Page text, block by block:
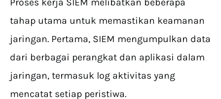
tahap utama untuk memastikan keamanan
jaringan. Pertama, SIEM mengumpulkan data
dari berbagai perangkat dan aplikasi dalam
jaringan, termasuk log aktivitas yang
mencatat setiap peristiwa.